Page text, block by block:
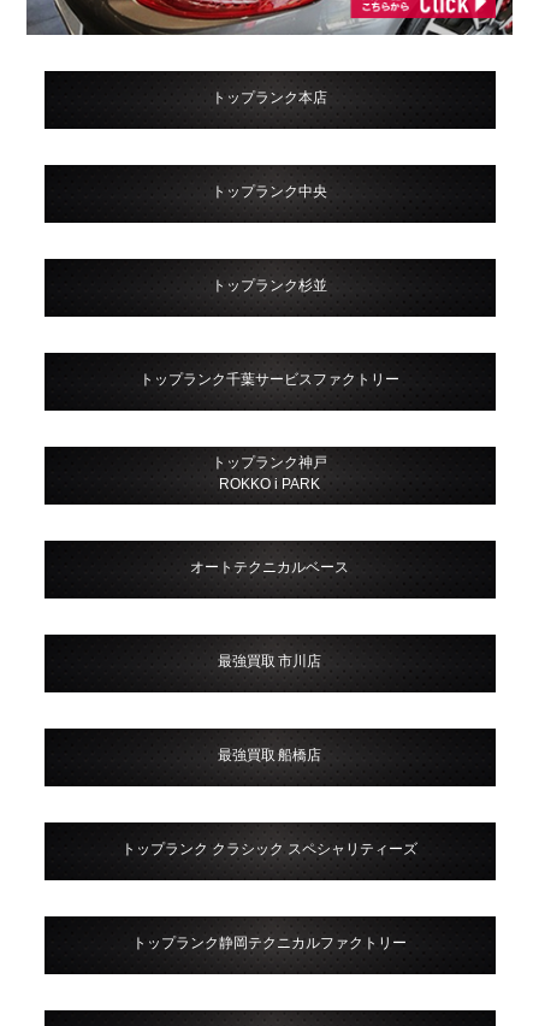
トップランク本店
トップランク中央
トップランク杉並
トップランク千葉サービスファクトリー
トップランク神戸
ROKKO i PARK
オートテクニカルベース
最強買取 市川店
最強買取 船橋店
トップランク クラシック スペシャリティーズ
トップランク静岡テクニカルファクトリー